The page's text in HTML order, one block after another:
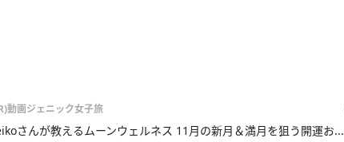
動画ジェニック女子旅
さんが教えるムーンウェルネス 11月の新月＆満月を狙う開運お...